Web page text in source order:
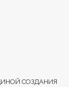
СОЗДАНИЯ